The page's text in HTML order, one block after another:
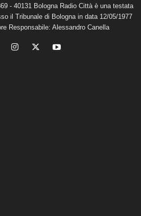
- 40131 Bologna Radio Città è una testata
il Tribunale di Bologna in data 12/05/1977
Responsabile: Alessandro Canella